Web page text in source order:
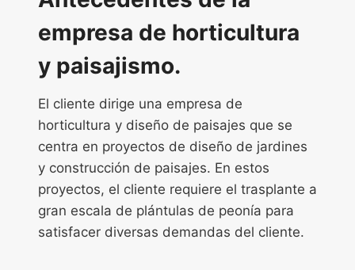
empresa de horticultura
y paisajismo.
El cliente dirige una empresa de
horticultura y diseño de paisajes que se
centra en proyectos de diseño de jardines
y construcción de paisajes. En estos
proyectos, el cliente requiere el trasplante a
gran escala de plántulas de peonía para
satisfacer diversas demandas del cliente.